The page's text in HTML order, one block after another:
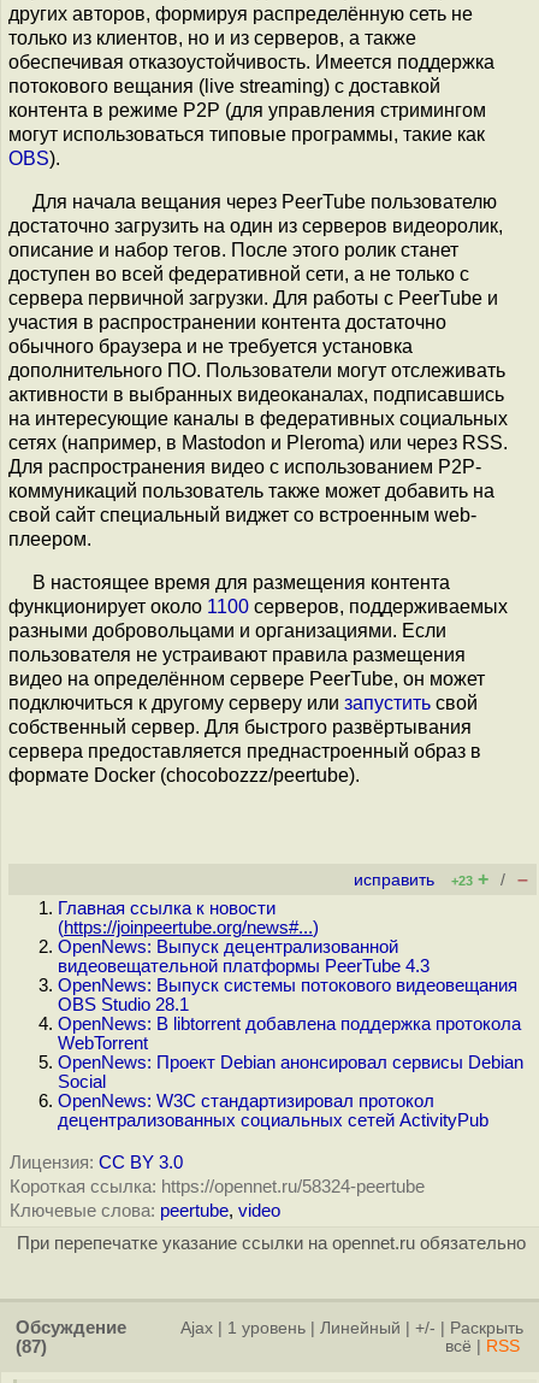
других авторов, формируя распределённую сеть не
только из клиентов, но и из серверов, а также
обеспечивая отказоустойчивость. Имеется поддержка
потокового вещания (live streaming) с доставкой
контента в режиме P2P (для управления стримингом
могут использоваться типовые программы, такие как
OBS).
Для начала вещания через PeerTube пользователю
достаточно загрузить на один из серверов видеоролик,
описание и набор тегов. После этого ролик станет
доступен во всей федеративной сети, а не только с
сервера первичной загрузки. Для работы с PeerTube и
участия в распространении контента достаточно
обычного браузера и не требуется установка
дополнительного ПО. Пользователи могут отслеживать
активности в выбранных видеоканалах, подписавшись
на интересующие каналы в федеративных социальных
сетях (например, в Mastodon и Pleroma) или через RSS.
Для распространения видео с использованием P2P-
коммуникаций пользователь также может добавить на
свой сайт специальный виджет со встроенным web-
плеером.
В настоящее время для размещения контента
функционирует около 1100 серверов, поддерживаемых
разными добровольцами и организациями. Если
пользователя не устраивают правила размещения
видео на определённом сервере PeerTube, он может
подключиться к другому серверу или запустить свой
собственный сервер. Для быстрого развёртывания
сервера предоставляется преднастроенный образ в
формате Docker (chocobozzz/peertube).
исправить +23 + / –
Главная ссылка к новости
(https://joinpeertube.org/news#...)
OpenNews: Выпуск децентрализованной
видеовещательной платформы PeerTube 4.3
OpenNews: Выпуск системы потокового видеовещания
OBS Studio 28.1
OpenNews: В libtorrent добавлена поддержка протокола
WebTorrent
OpenNews: Проект Debian анонсировал сервисы Debian
Social
OpenNews: W3C стандартизировал протокол
децентрализованных социальных сетей ActivityPub
Лицензия: CC BY 3.0
Короткая ссылка: https://opennet.ru/58324-peertube
Ключевые слова: peertube, video
При перепечатке указание ссылки на opennet.ru обязательно
Обсуждение
(87)
Ajax 1 уровень Линейный +/-
Раскрыть
всё
RSS